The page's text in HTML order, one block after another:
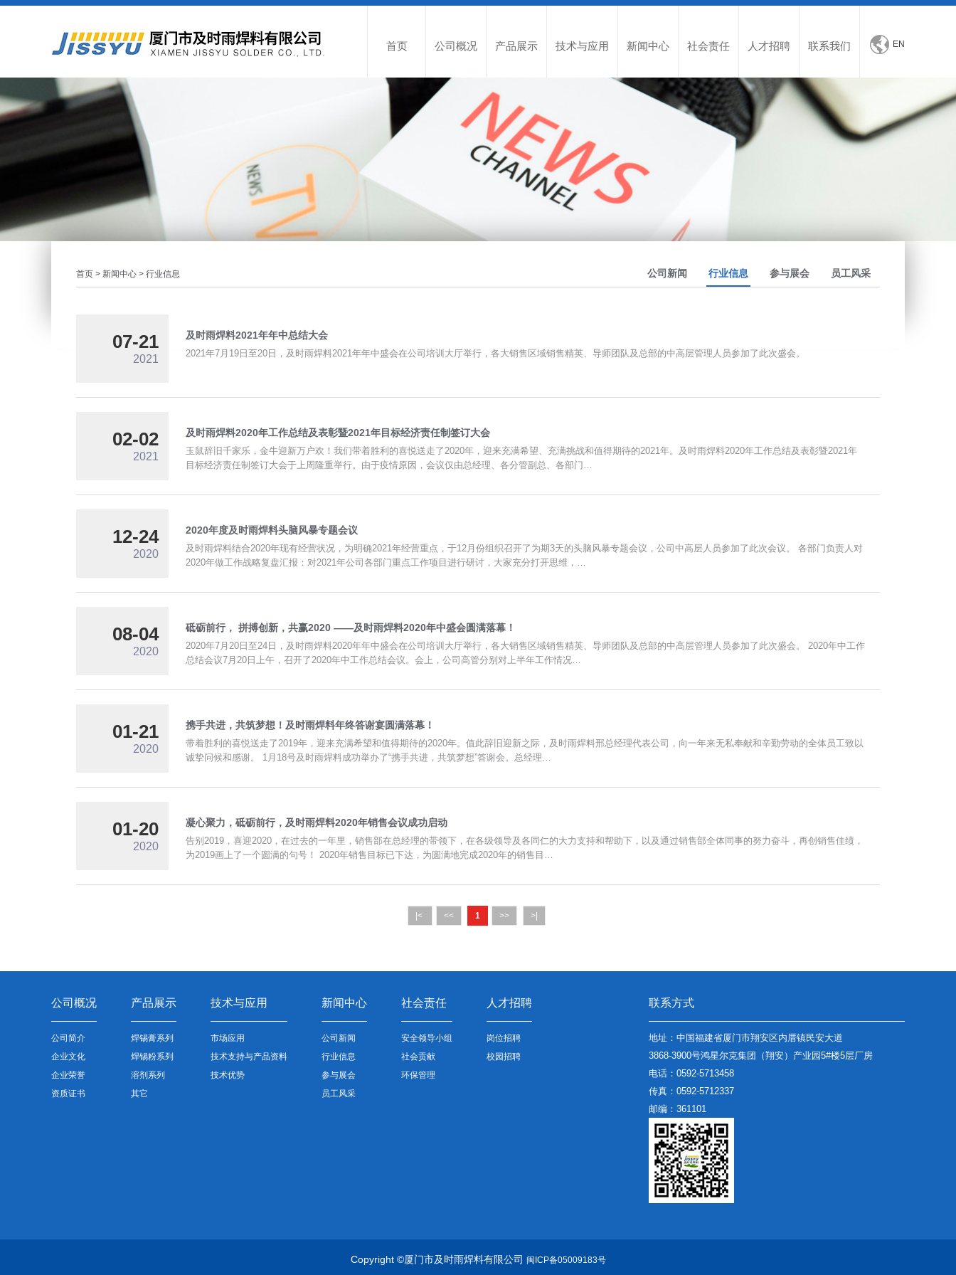
EN
首页 公司概况 产品展示 技术与应用 新闻中心 社会责任 人才招聘 联系我们
公司新闻 行业信息 参与展会 员工风采
首页 > 新闻中心 > 行业信息
07-21
2021
及时雨焊料2021年年中总结大会
2021年7月19日至20日，及时雨焊料2021年年中盛会在公司培训大厅举行，各大销售区域销售精英、导师团队及总部的中高层管理人员参加了此次盛会。
02-02
2021
及时雨焊料2020年工作总结及表彰暨2021年目标经济责任制签订大会
玉鼠辞旧千家乐，金牛迎新万户欢！我们带着胜利的喜悦送走了2020年，迎来充满希望、充满挑战和值得期待的2021年。及时雨焊料2020年工作总结及表彰暨2021年
目标经济责任制签订大会于上周隆重举行。由于疫情原因，会议仅由总经理、各分管副总、各部门…
12-24
2020
2020年度及时雨焊料头脑风暴专题会议
及时雨焊料结合2020年现有经营状况，为明确2021年经营重点，于12月份组织召开了为期3天的头脑风暴专题会议，公司中高层人员参加了此次会议。 各部门负责人对
2020年做工作战略复盘汇报：对2021年公司各部门重点工作项目进行研讨，大家充分打开思维，…
08-04
2020
砥砺前行， 拼搏创新，共赢2020 ——及时雨焊料2020年中盛会圆满落幕！
2020年7月20日至24日，及时雨焊料2020年年中盛会在公司培训大厅举行，各大销售区域销售精英、导师团队及总部的中高层管理人员参加了此次盛会。 2020年中工作
总结会议7月20日上午，召开了2020年中工作总结会议。会上，公司高管分别对上半年工作情况…
01-21
2020
携手共进，共筑梦想！及时雨焊料年终答谢宴圆满落幕！
带着胜利的喜悦送走了2019年，迎来充满希望和值得期待的2020年。值此辞旧迎新之际，及时雨焊料邢总经理代表公司，向一年来无私奉献和辛勤劳动的全体员工致以
诚挚问候和感谢。 1月18号及时雨焊料成功举办了“携手共进，共筑梦想”答谢会。总经理…
01-20
2020
凝心聚力，砥砺前行，及时雨焊料2020年销售会议成功启动
告别2019，喜迎2020，在过去的一年里，销售部在总经理的带领下，在各级领导及各同仁的大力支持和帮助下，以及通过销售部全体同事的努力奋斗，再创销售佳绩，
为2019画上了一个圆满的句号！ 2020年销售目标已下达，为圆满地完成2020年的销售目…
|< << 1 >> >|
公司概况
公司简介
企业文化
企业荣誉
资质证书
产品展示
焊锡膏系列
焊锡粉系列
溶剂系列
其它
技术与应用
市场应用
技术支持与产品资料
技术优势
新闻中心
公司新闻
行业信息
参与展会
员工风采
社会责任
安全领导小组
社会贡献
环保管理
人才招聘
岗位招聘
校园招聘
联系方式
地址：中国福建省厦门市翔安区内厝镇民安大道
3868-3900号鸿星尔克集团（翔安）产业园5#楼5层厂房
电话：0592-5713458
传真：0592-5712337
邮编：361101
Copyright ©厦门市及时雨焊料有限公司 闽ICP备05009183号